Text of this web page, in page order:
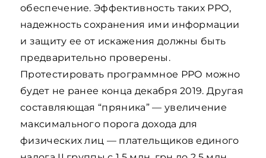
обеспечение. Эффективность таких РРО,
надежность сохранения ими информации
и защиту ее от искажения должны быть
предварительно проверены.
Протестировать программное РРО можно
будет не ранее конца декабря 2019. Другая
составляющая “пряника” — увеличение
максимального порога дохода для
физических лиц — плательщиков единого